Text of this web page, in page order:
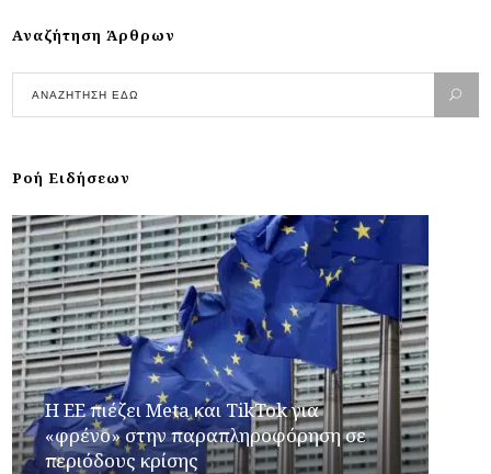
Αναζήτηση Άρθρων
Ροή Ειδήσεων
Η ΕΕ πιέζει Meta και TikTok για
«φρένο» στην παραπληροφόρηση σε
περιόδους κρίσης